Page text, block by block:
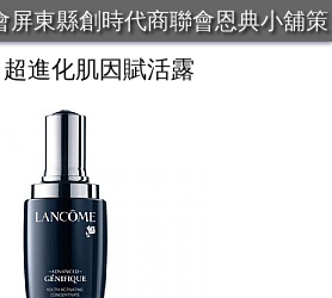
屏東縣創時代商聯會恩典小舖策
進化肌因賦活露